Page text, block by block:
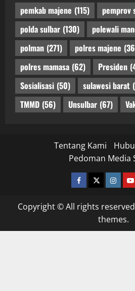
pemkab majene (115) pemprov
polda sulbar (130) polewali
polman (271) polres majene
polres mamasa (62) Presiden
Sosialisasi (50) sulawesi barat
TMMD (56) Unsulbar (67)
Tentang Kami
Pedoman Media
facebooktwitter
Copyright © All rights
themes.